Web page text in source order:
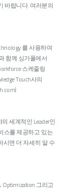
바랍니다. 여러분의
를 사용하여
함께 싱가폴에서
스케줄링
Touch사의
의 세계적인 Leader인
스를 제공하고 있는
시면 더 자세히 알 수
Optimization 그리고